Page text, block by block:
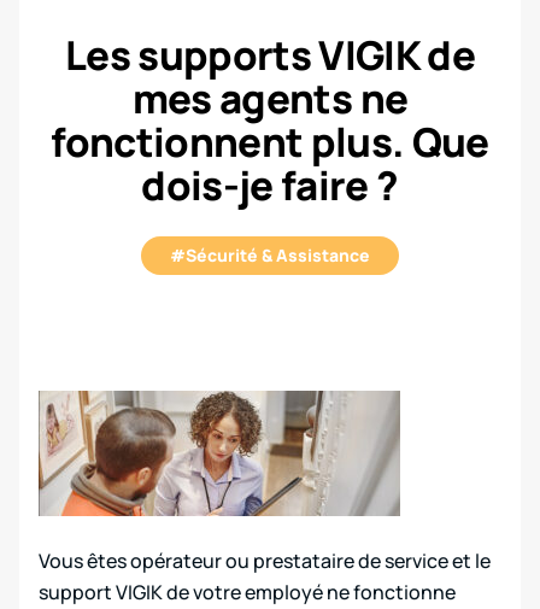
Les supports VIGIK de
mes agents ne
fonctionnent plus. Que
dois-je faire ?
#Sécurité & Assistance
Vous êtes opérateur ou prestataire de service et le
support VIGIK de votre employé ne fonctionne